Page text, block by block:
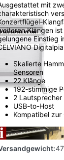
unmittelbar
statt reiner
Frankfurt,
mit
Klängen
Einstieg
Skalierte
Sensoren
22 Klänge
192-stimmige
2
USB-to-Host
Kompatibel zur